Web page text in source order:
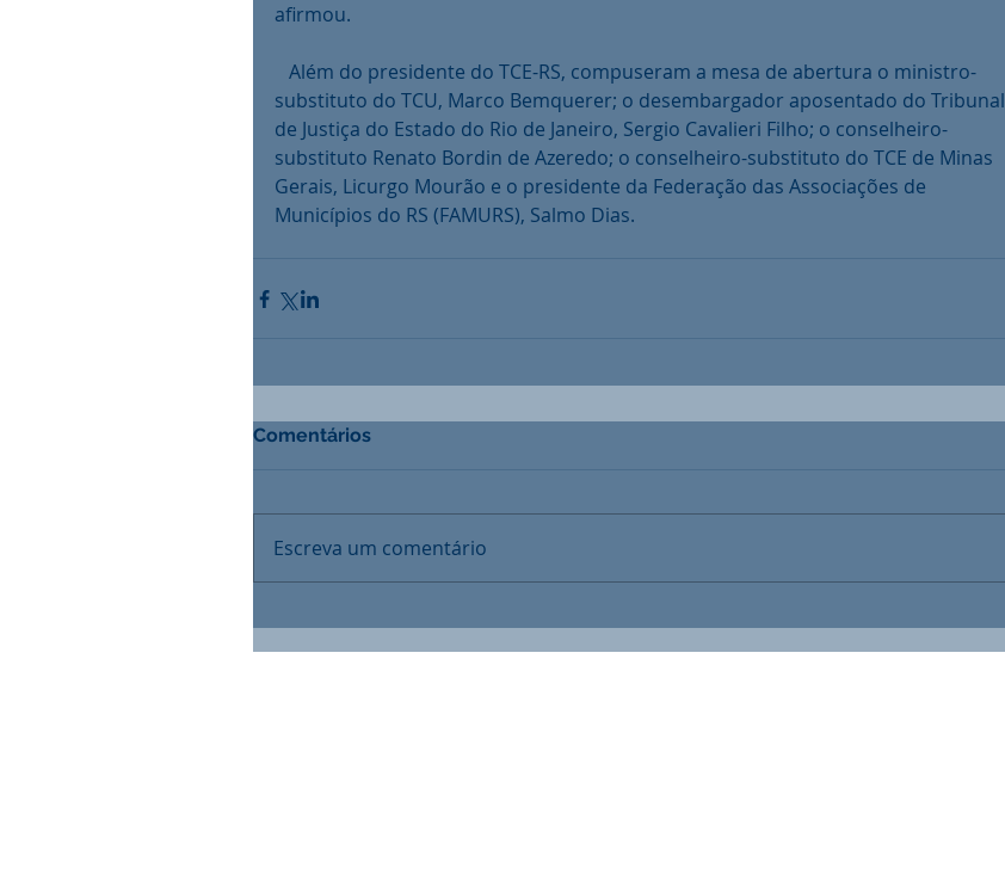
afirmou.
substituto do TCU, Marco Bemquerer; o desembargador aposentado do Tribunal
de Justiça do Estado do Rio de Janeiro, Sergio Cavalieri Filho; o conselheiro-
substituto Renato Bordin de Azeredo; o conselheiro-substituto do TCE de Minas
Gerais, Licurgo Mourão e o presidente da Federação das Associações de
Municípios do RS (FAMURS), Salmo Dias.
Comentários
Escreva um comentário